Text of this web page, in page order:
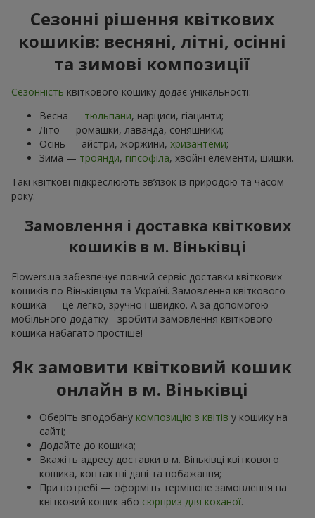
Сезонні рішення квіткових
кошиків: весняні, літні, осінні
та зимові композиції
Сезонність квіткового кошику додає унікальності:
Весна — тюльпани, нарциси, гіацинти;
Літо — ромашки, лаванда, соняшники;
Осінь — айстри, жоржини, хризантеми;
Зима — троянди, гіпсофіла, хвойні елементи, шишки.
Такі квіткові підкреслюють зв’язок із природою та часом
року.
Замовлення і доставка квіткових
кошиків в м. Віньківці
Flowers.ua забезпечує повний сервіс доставки квіткових
кошиків по Віньківцям та Україні. Замовлення квіткового
кошика — це легко, зручно і швидко. А за допомогою
мобільного додатку - зробити замовлення квіткового
кошика набагато простіше!
Як замовити квітковий кошик
онлайн в м. Віньківці
Оберіть вподобану композицію з квітів у кошику на
сайті;
Додайте до кошика;
Вкажіть адресу доставки в м. Віньківці квіткового
кошика, контактні дані та побажання;
При потребі — оформіть термінове замовлення на
квітковий кошик або сюрприз для коханої.